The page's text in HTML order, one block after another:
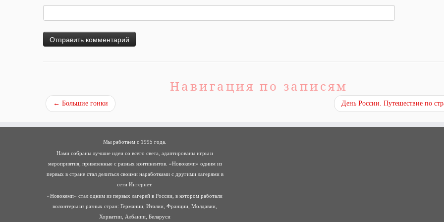
Навигация по записям
← Большие гонки День России. Путешествие по
Мы работаем с 1995 года.
Нами собраны лучшие идеи со всего света, адаптированы игры и
мероприятия, привезенные с разных континентов. «Новокемп» одним из
первых в стране стал делиться своими наработками с другими лагерями в
сети Интернет.
«Новокемп» стал одним из первых лагерей в России, в котором работали
волонтеры из разных стран: Германии, Италии, Франции, Молдавии,
Хорватии, Албании, Беларуси